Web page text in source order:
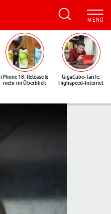
iPhone 18: Release &
mehr im Überblick
GigaCube-Tarife:
Highspeed-Internet